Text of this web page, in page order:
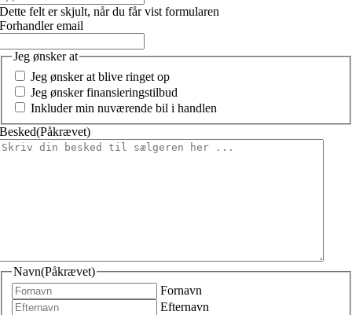
Dette felt er skjult, når du får vist formularen
Forhandler email
Jeg ønsker at
Jeg ønsker at blive ringet op
Jeg ønsker finansieringstilbud
Inkluder min nuværende bil i handlen
Besked(Påkrævet)
Navn(Påkrævet)
Fornavn
Efternavn